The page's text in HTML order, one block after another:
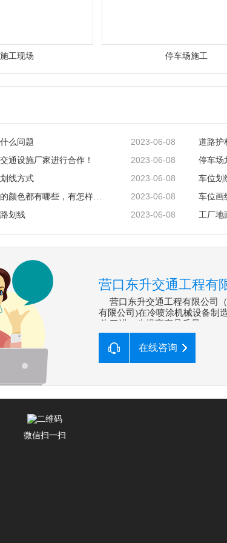
工现场 停车场施工
么问题 2023-06-08 道路护
通设施厂家进行合作！ 2023-06-08 停车场
线方式 2023-06-08 车位划
停车位划线比较常见的颜色都有哪些，有怎样的含义？ 2023-06-08 车位画
划线 2023-06-08 工厂地
营口东升交通工程有
营口东升交通工程有限公司
有限公司)在冷喷涂机械设备制
为了进一步提高产品质量，
项生产系列手推式划线机项目企
在线咨询
微信扫一扫